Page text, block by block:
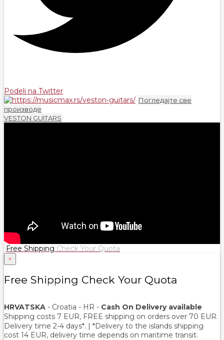
Podeli na Twitter
Погледајте све
производе
VESTON GUITARS
Free Shipping Check Your Quota
×
Free Shipping Check Your Quota
HRVATSKA - Croatia - HR - Cash On Delivery available
Shipping costs 7 EUR, FREE shipping on orders over 70 EUR.
Delivery time 2-4 days*. | *Delivery to the islands shipping
cost 14 EUR, delivery time depends on maritime transit.